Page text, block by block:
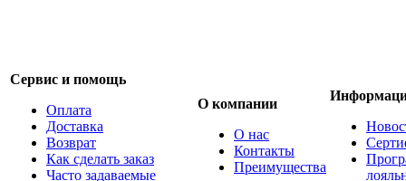
Сервис и помощь
Оплата
Доставка
Возврат
Как сделать заказ
Часто задаваемые
О компании
О нас
Контакты
Преимущества